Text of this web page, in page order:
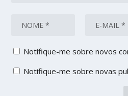
Notifique-me sobre novos
Notifique-me sobre novas